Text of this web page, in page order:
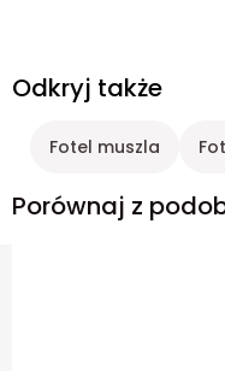
Odkryj także
Fotel muszla
Porównaj z